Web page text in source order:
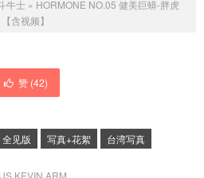
牛士» HORMONE NO.05 健美巨蟒-胖虎
【含视频】
赞 (42)
全见版 写真+花絮 台湾写真